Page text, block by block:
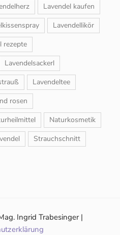
Lavendel kaufen
Lavendellikör
rezepte
Lavendelsackerl
Lavendeltee
rosen
Naturkosmetik
Strauchschnitt
Ingrid Trabesinger |